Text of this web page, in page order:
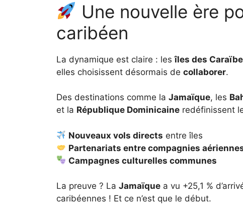
Une nouvelle ère
caribéen
La dynamique est claire : lesîles des
elles choisissent désormais de collaborer.
Des destinations comme la Jamaïque, les
et la République Dominicaine redéfinissent
Nouveaux vols directs entre îles
Partenariats entre compagnies
Campagnes culturelles communes
La preuve ? La Jamaïque a vu +25,1 %
caribéennes ! Et ce n’est que le début.